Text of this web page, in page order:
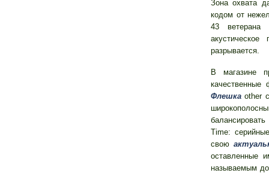
Зона охвата
кодом от
43
разрывается.
В магазине
качественные
Флешка other
Time:
свою
оставленные
называемым